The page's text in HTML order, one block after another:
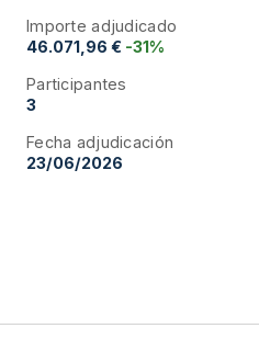
Importe adjudicado
46.071,96 € -31%
Participantes
3
Fecha adjudicación
23/06/2026